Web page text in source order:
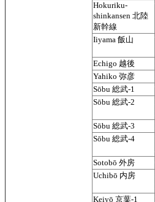
Hokuriku-
shinkansen 北陸
新幹線
Iiyama 飯山
Echigo 越後
Yahiko 弥彦
Sōbu 総武-1
Sōbu 総武-2
Sōbu 総武-3
Sōbu 総武-4
Sotobō 外房
Uchibō 内房
Keiyō 京葉-1